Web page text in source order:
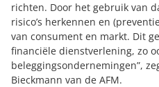
richten. Door het gebruik van
risico’s herkennen en
van consument en markt. Dit
financiële dienstverlening, zo
beleggingsondernemingen”,
Bieckmann van de AFM.